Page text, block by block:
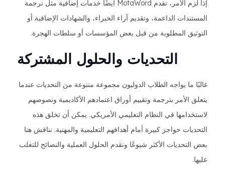
إذا لزم الأمر، تقدم MotaWord أيضًا خدمات إضافية مثل ترجمة
المستندات الداعمة، وتقديم آراء الخبراء، والشهادات الإضافية أو
التوثيق المطلوبة من قبل بعض المؤسسات أو سلطات الهجرة.
التحديات والحلول المشتركة
غالبًا ما يواجه الطلاب الدوليون مجموعة متنوعة من التحديات عندما
يتعلق الأمر بترجمة وتقييم أوراق اعتمادهم الأكاديمية ونصوصهم
لاستخدامها في النظام التعليمي الأمريكي. يمكن أن تخلق هذه
التحديات حواجز كبيرة أمام أهدافهم التعليمية والمهنية. نناقش هنا
بعض التحديات الأكثر شيوعًا ونقدم الحلول العملية والنصائح للتغلب
عليها.